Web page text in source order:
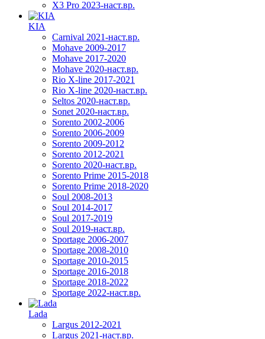
X3 Pro 2023-наст.вр.
KIA
Carnival 2021-наст.вр.
Mohave 2009-2017
Mohave 2017-2020
Mohave 2020-наст.вр.
Rio X-line 2017-2021
Rio X-line 2020-наст.вр.
Seltos 2020-наст.вр.
Sonet 2020-наст.вр.
Sorento 2002-2006
Sorento 2006-2009
Sorento 2009-2012
Sorento 2012-2021
Sorento 2020-наст.вр.
Sorento Prime 2015-2018
Sorento Prime 2018-2020
Soul 2008-2013
Soul 2014-2017
Soul 2017-2019
Soul 2019-наст.вр.
Sportage 2006-2007
Sportage 2008-2010
Sportage 2010-2015
Sportage 2016-2018
Sportage 2018-2022
Sportage 2022-наст.вр.
Lada
Largus 2012-2021
Largus 2021-наст.вр.